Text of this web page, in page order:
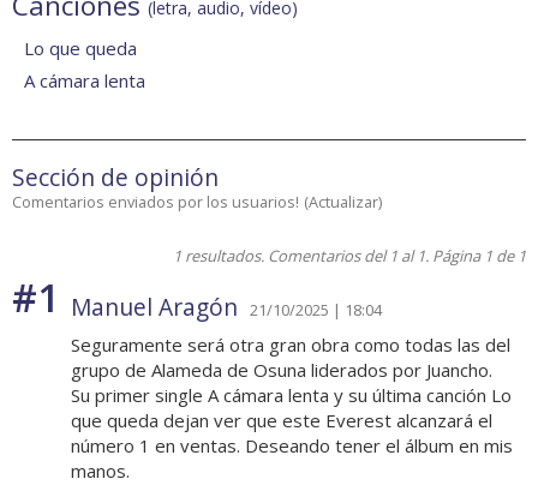
(letra, audio, vídeo)
Lo que queda
A cámara lenta
Sección de opinión
Comentarios enviados por los usuarios! (Actualizar)
1 resultados. Comentarios del 1 al 1. Página 1 de 1
#1 Manuel Aragón 21/10/2025 | 18:04
Seguramente será otra gran obra como todas las del
grupo de Alameda de Osuna liderados por Juancho.
Su primer single A cámara lenta y su última canción Lo
que queda dejan ver que este Everest alcanzará el
número 1 en ventas. Deseando tener el álbum en mis
manos.